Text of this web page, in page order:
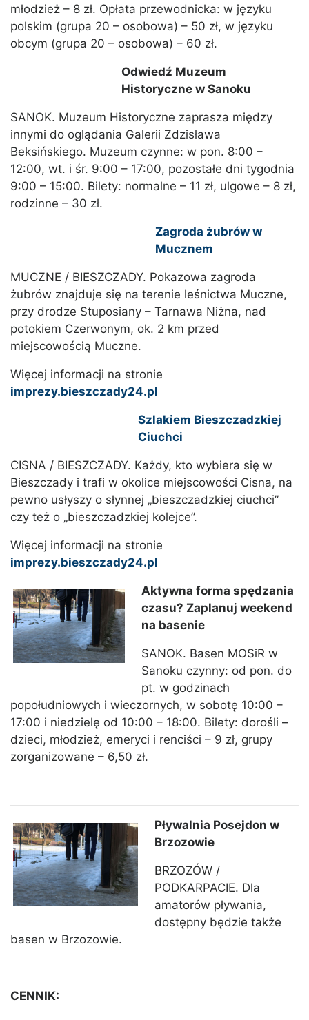
młodzież – 8 zł. Opłata przewodnicka: w języku
polskim (grupa 20 – osobowa) – 50 zł, w języku
obcym (grupa 20 – osobowa) – 60 zł.
Odwiedź Muzeum
Historyczne w Sanoku
SANOK. Muzeum Historyczne zaprasza między
innymi do oglądania Galerii Zdzisława
Beksińskiego. Muzeum czynne: w pon. 8:00 –
12:00, wt. i śr. 9:00 – 17:00, pozostałe dni tygodnia
9:00 – 15:00. Bilety: normalne – 11 zł, ulgowe – 8 zł,
rodzinne – 30 zł.
Zagroda żubrów w
Mucznem
MUCZNE / BIESZCZADY. Pokazowa zagroda
żubrów znajduje się na terenie leśnictwa Muczne,
przy drodze Stuposiany – Tarnawa Niżna, nad
potokiem Czerwonym, ok. 2 km przed
miejscowością Muczne.
Więcej informacji na stronie
imprezy.bieszczady24.pl
Szlakiem Bieszczadzkiej
Ciuchci
CISNA / BIESZCZADY. Każdy, kto wybiera się w
Bieszczady i trafi w okolice miejscowości Cisna, na
pewno usłyszy o słynnej „bieszczadzkiej ciuchci”
czy też o „bieszczadzkiej kolejce”.
Więcej informacji na stronie
imprezy.bieszczady24.pl
Aktywna forma spędzania
czasu? Zaplanuj weekend
na basenie
SANOK. Basen MOSiR w
Sanoku czynny: od pon. do
pt. w godzinach
popołudniowych i wieczornych, w sobotę 10:00 –
17:00 i niedzielę od 10:00 – 18:00. Bilety: dorośli –
dzieci, młodzież, emeryci i renciści – 9 zł, grupy
zorganizowane – 6,50 zł.
Pływalnia Posejdon w
Brzozowie
BRZOZÓW /
PODKARPACIE. Dla
amatorów pływania,
dostępny będzie także
basen w Brzozowie.
CENNIK: